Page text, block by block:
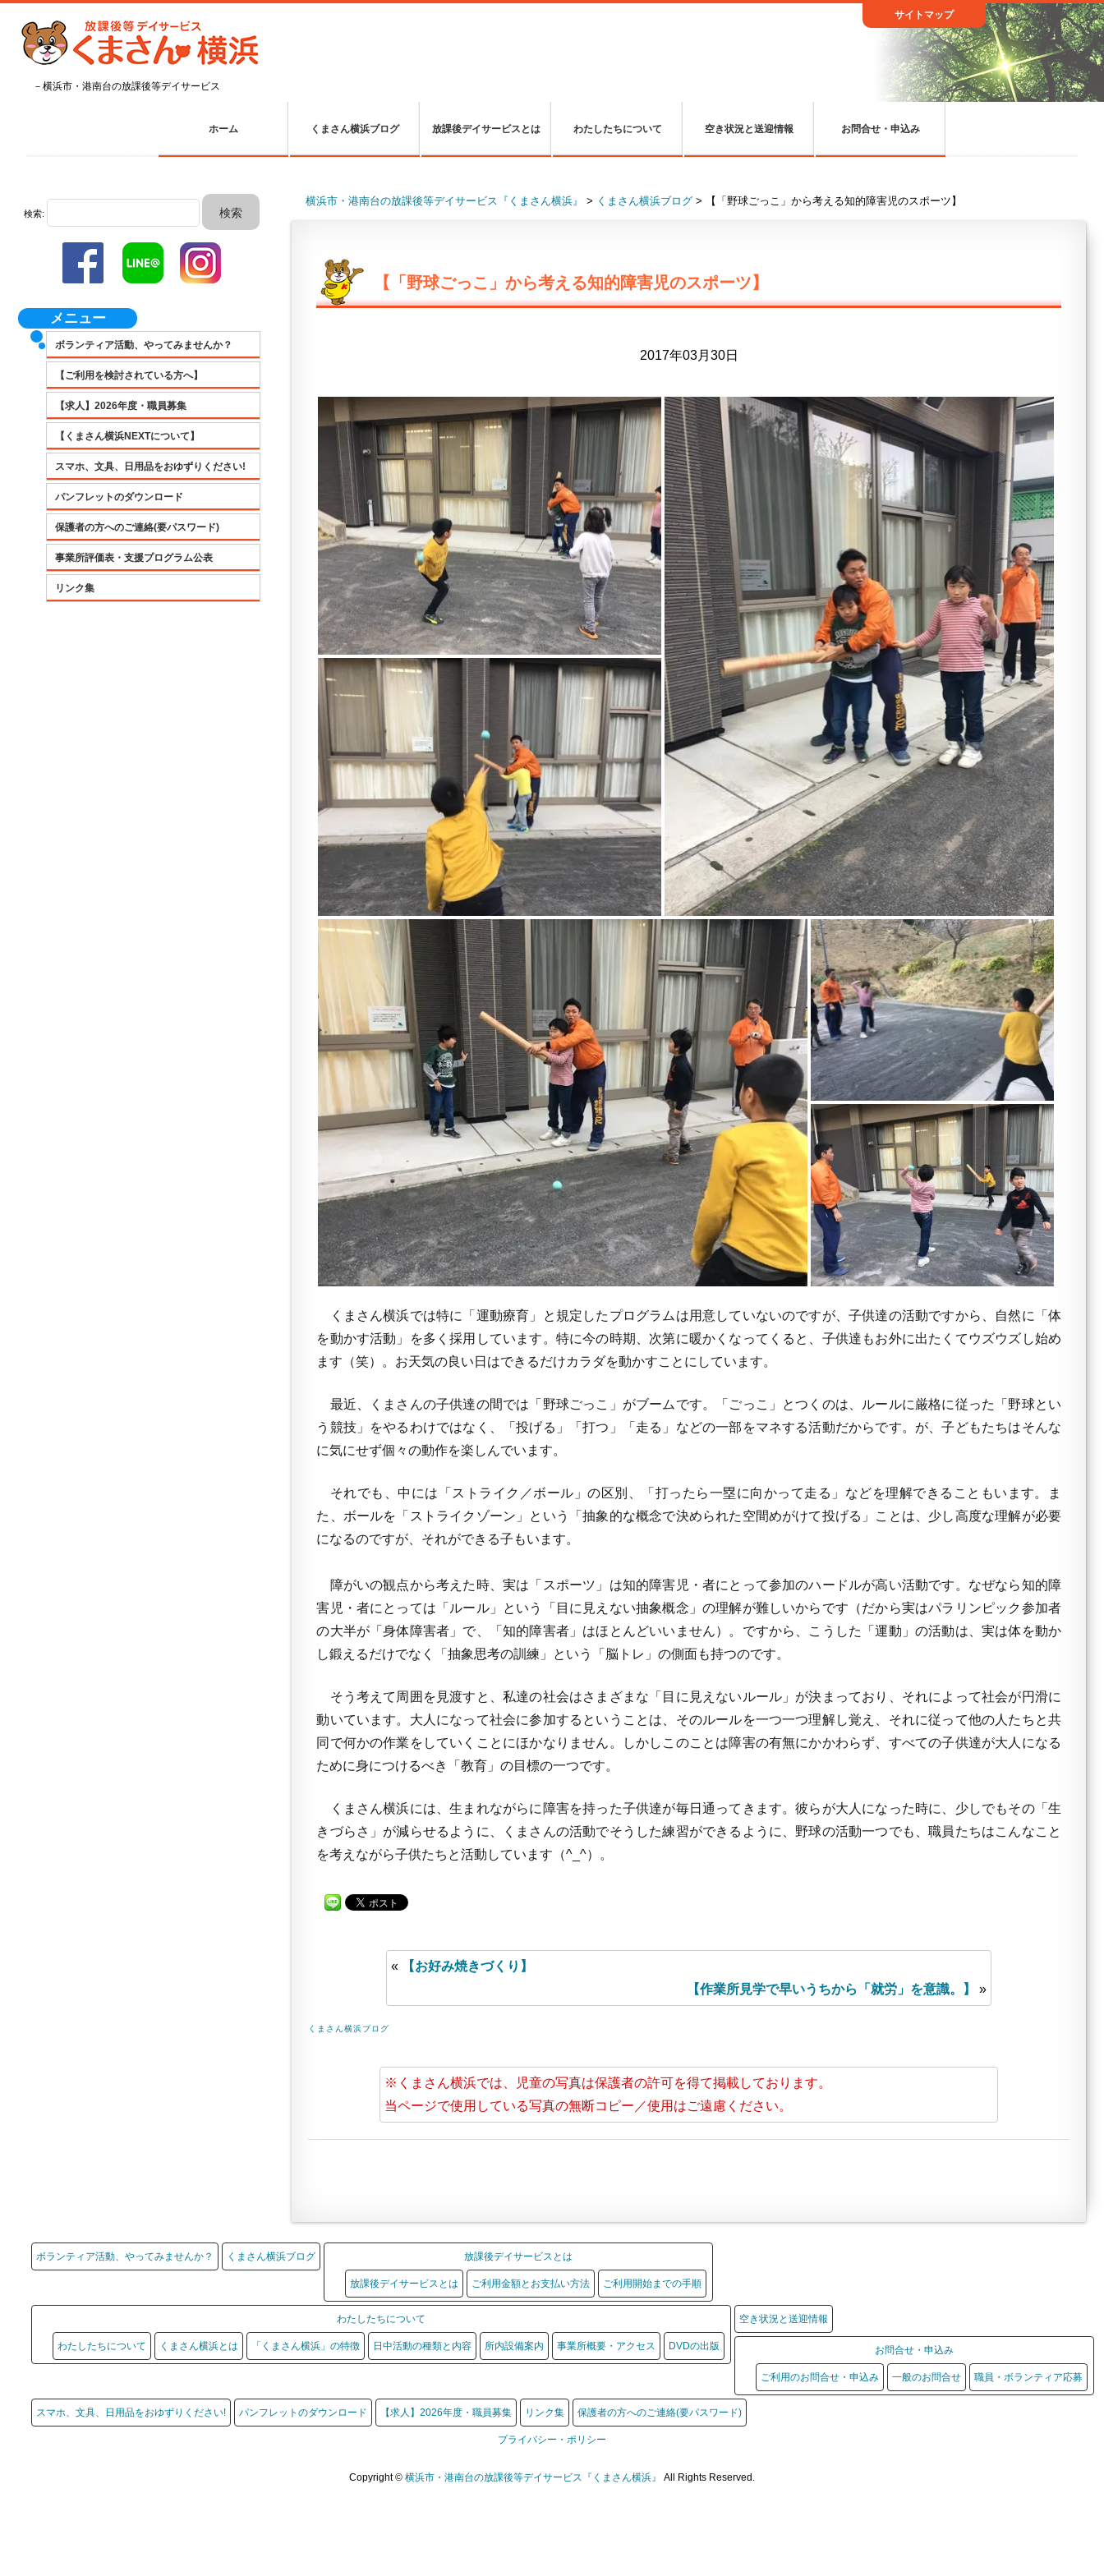
サイトマップ
－横浜市・港南台の放課後等デイサービス
ホーム くまさん横浜ブログ 放課後デイサービスとは わたしたちについて 空き状況と送迎情報 お問合せ・申込み
検索:
メニュー
ボランティア活動、やってみませんか？
【ご利用を検討されている方へ】
【求人】2026年度・職員募集
【くまさん横浜NEXTについて】
スマホ、文具、日用品をおゆずりください!
パンフレットのダウンロード
保護者の方へのご連絡(要パスワード)
事業所評価表・支援プログラム公表
リンク集
横浜市・港南台の放課後等デイサービス『くまさん横浜』 > くまさん横浜ブログ > 【「野球ごっこ」から考える知的障害児のスポーツ】
【「野球ごっこ」から考える知的障害児のスポーツ】
2017年03月30日
くまさん横浜では特に「運動療育」と規定したプログラムは用意していないのですが、子供達の活動ですから、自然に「体
を動かす活動」を多く採用しています。特に今の時期、次第に暖かくなってくると、子供達もお外に出たくてウズウズし始め
ます（笑）。お天気の良い日はできるだけカラダを動かすことにしています。
最近、くまさんの子供達の間では「野球ごっこ」がブームです。「ごっこ」とつくのは、ルールに厳格に従った「野球とい
う競技」をやるわけではなく、「投げる」「打つ」「走る」などの一部をマネする活動だからです。が、子どもたちはそんな
に気にせず個々の動作を楽しんでいます。
それでも、中には「ストライク／ボール」の区別、「打ったら一塁に向かって走る」などを理解できることもいます。ま
た、ボールを「ストライクゾーン」という「抽象的な概念で決められた空間めがけて投げる」ことは、少し高度な理解が必要
になるのですが、それができる子もいます。
障がいの観点から考えた時、実は「スポーツ」は知的障害児・者にとって参加のハードルが高い活動です。なぜなら知的障
害児・者にとっては「ルール」という「目に見えない抽象概念」の理解が難しいからです（だから実はパラリンピック参加者
の大半が「身体障害者」で、「知的障害者」はほとんどいいません）。ですから、こうした「運動」の活動は、実は体を動か
し鍛えるだけでなく「抽象思考の訓練」という「脳トレ」の側面も持つのです。
そう考えて周囲を見渡すと、私達の社会はさまざまな「目に見えないルール」が決まっており、それによって社会が円滑に
動いています。大人になって社会に参加するということは、そのルールを一つ一つ理解し覚え、それに従って他の人たちと共
同で何かの作業をしていくことにほかなりません。しかしこのことは障害の有無にかかわらず、すべての子供達が大人になる
ために身につけるべき「教育」の目標の一つです。
くまさん横浜には、生まれながらに障害を持った子供達が毎日通ってきます。彼らが大人になった時に、少しでもその「生
きづらさ」が減らせるように、くまさんの活動でそうした練習ができるように、野球の活動一つでも、職員たちはこんなこと
を考えながら子供たちと活動しています（^_^）。
«
【お好み焼きづくり】
【作業所見学で早いうちから「就労」を意識。】
»
くまさん横浜ブログ
※くまさん横浜では、児童の写真は保護者の許可を得て掲載しております。
当ページで使用している写真の無断コピー／使用はご遠慮ください。
ボランティア活動、やってみませんか？ くまさん横浜ブログ 放課後デイサービスとは
放課後デイサービスとは ご利用金額とお支払い方法 ご利用開始までの手順
わたしたちについて
わたしたちについて くまさん横浜とは 「くまさん横浜」の特徴 日中活動の種類と内容 所内設備案内 事業所概要・アクセス DVDの出版
空き状況と送迎情報
お問合せ・申込み
ご利用のお問合せ・申込み 一般のお問合せ 職員・ボランティア応募
スマホ、文具、日用品をおゆずりください! パンフレットのダウンロード 【求人】2026年度・職員募集 リンク集 保護者の方へのご連絡(要パスワード)
プライバシー・ポリシー
Copyright © 横浜市・港南台の放課後等デイサービス『くまさん横浜』 All Rights Reserved.